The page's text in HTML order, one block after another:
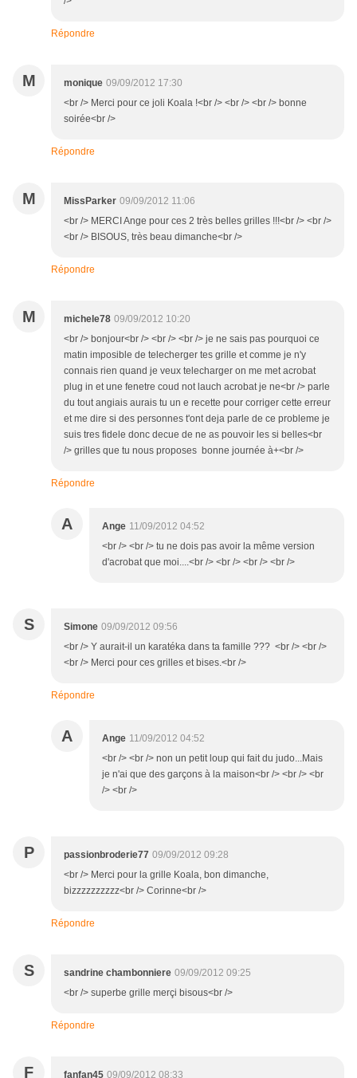
Répondre
M monique 09/09/2012 17:30
<br /> Merci pour ce joli Koala !<br /> <br /> <br /> bonne
soirée<br />
Répondre
M MissParker 09/09/2012 11:06
<br /> MERCI Ange pour ces 2 très belles grilles !!!<br /> <br />
<br /> BISOUS, très beau dimanche<br />
Répondre
M michele78 09/09/2012 10:20
<br /> bonjour<br /> <br /> <br /> je ne sais pas pourquoi ce
matin imposible de telecherger tes grille et comme je n'y
connais rien quand je veux telecharger on me met acrobat
plug in et une fenetre coud not lauch acrobat je ne<br /> parle
du tout angiais aurais tu un e recette pour corriger cette erreur
et me dire si des personnes t'ont deja parle de ce probleme je
suis tres fidele donc decue de ne as pouvoir les si belles<br
/> grilles que tu nous proposes bonne journée à+<br />
Répondre
A Ange 11/09/2012 04:52
<br /> <br /> tu ne dois pas avoir la même version
d'acrobat que moi....<br /> <br /> <br /> <br />
S Simone 09/09/2012 09:56
<br /> Y aurait-il un karatéka dans ta famille ??? <br /> <br />
<br /> Merci pour ces grilles et bises.<br />
Répondre
A Ange 11/09/2012 04:52
<br /> <br /> non un petit loup qui fait du judo...Mais
je n'ai que des garçons à la maison<br /> <br /> <br
/> <br />
P passionbroderie77 09/09/2012 09:28
<br /> Merci pour la grille Koala, bon dimanche,
bizzzzzzzzzz<br /> Corinne<br />
Répondre
S sandrine chambonniere 09/09/2012 09:25
<br /> superbe grille merçi bisous<br />
Répondre
F fanfan45 09/09/2012 08:33